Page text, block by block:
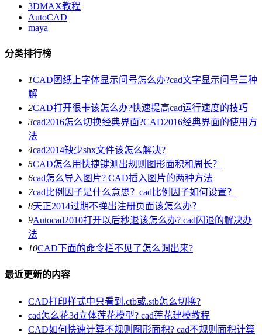
3DMAX教程
AutoCAD
maya
分类排行榜
1CAD图纸上字体显示问号怎么办?cad文字显示问号三种
解
2CAD打开很卡该怎么办?快速提高cad运行速度的技巧
3cad2016怎么切换经典界面?CAD2016经典界面的使用方
法
4cad2014缺少shx文件该怎么解决?
5CAD怎么用快捷键测出规则图形面积和周长？
6cad怎么导入图片? CAD插入图片的两种方法
7cad比例因子是什么意思？cad比例因子如何设置？
8天正2014过期不弹出注册页面该怎么办？
9Autocad2010打开以后秒退该怎么办? cad闪退的解决办
法
10CAD下面的命令栏不见了怎么调出来?
最近更新的内容
CAD打印样式中只看到.ctb或.stb怎么切换?
cad怎么花3d立体莲花模型? cad莲花建模教程
CAD如何快速计算不规则图形面积? cad不规则面积计算